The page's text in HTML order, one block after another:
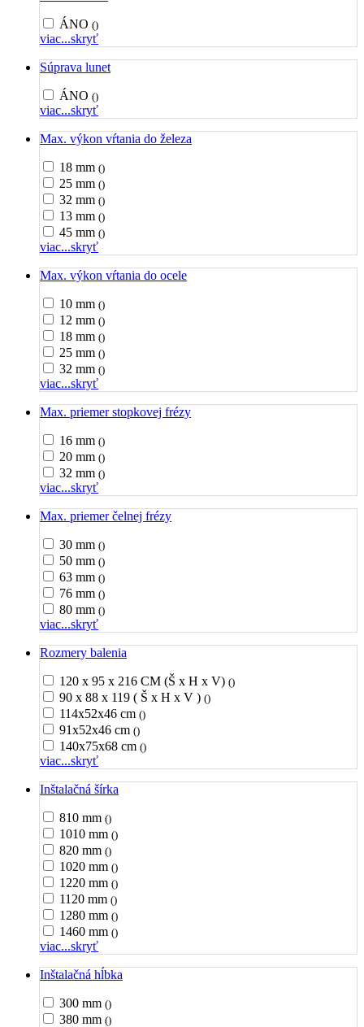
ÁNO ()
viac...skryť
Súprava lunet
ÁNO ()
viac...skryť
Max. výkon vŕtania do železa
18 mm ()
25 mm ()
32 mm ()
13 mm ()
45 mm ()
viac...skryť
Max. výkon vŕtania do ocele
10 mm ()
12 mm ()
18 mm ()
25 mm ()
32 mm ()
viac...skryť
Max. priemer stopkovej frézy
16 mm ()
20 mm ()
32 mm ()
viac...skryť
Max. priemer čelnej frézy
30 mm ()
50 mm ()
63 mm ()
76 mm ()
80 mm ()
viac...skryť
Rozmery balenia
120 x 95 x 216 CM (Š x H x V) ()
90 x 88 x 119 ( Š x H x V ) ()
114x52x46 cm ()
91x52x46 cm ()
140x75x68 cm ()
viac...skryť
Inštalačná šírka
810 mm ()
1010 mm ()
820 mm ()
1020 mm ()
1220 mm ()
1120 mm ()
1280 mm ()
1460 mm ()
viac...skryť
Inštalačná hĺbka
300 mm ()
380 mm ()